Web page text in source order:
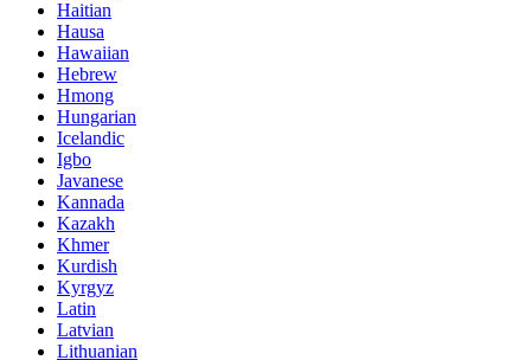
Haitian
Hausa
Hawaiian
Hebrew
Hmong
Hungarian
Icelandic
Igbo
Javanese
Kannada
Kazakh
Khmer
Kurdish
Kyrgyz
Latin
Latvian
Lithuanian